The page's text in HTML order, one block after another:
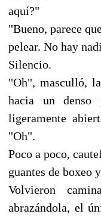
aquí?"
"Bueno, parece
pelear. No hay
Silencio.
"Oh", masculló,
hacia un denso
ligeramente
"Oh".
Poco a poco,
guantes de boxeo
Volvieron
abrazándola, el